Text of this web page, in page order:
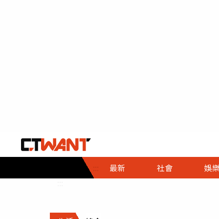
::: 最新 社會
社會首頁
時事
調查
娛樂
娛樂首頁
即時
財經首頁
熱線
政